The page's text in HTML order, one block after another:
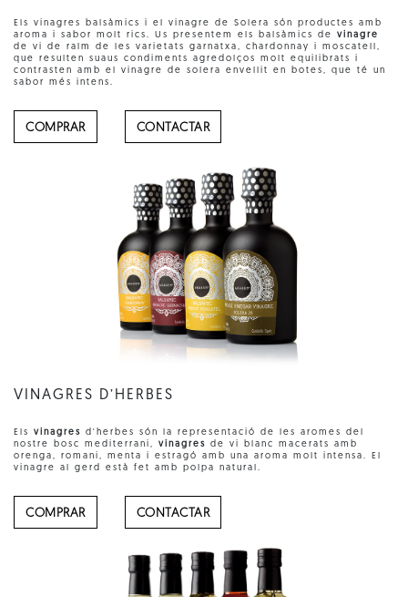
Els vinagres balsàmics i el vinagre de Solera són productes amb
aroma i sabor molt rics. Us presentem els balsàmics de vinagre
de vi de raïm de les varietats garnatxa, chardonnay i moscatell,
que resulten suaus condiments agredolços molt equilibrats i
contrasten amb el vinagre de solera envellit en botes, que té un
sabor més intens.
COMPRAR CONTACTAR
VINAGRES D’HERBES
Els vinagres d'herbes són la representació de les aromes del
nostre bosc mediterrani, vinagres de vi blanc macerats amb
orenga, romaní, menta i estragó amb una aroma molt intensa. El
vinagre al gerd està fet amb polpa natural.
COMPRAR CONTACTAR